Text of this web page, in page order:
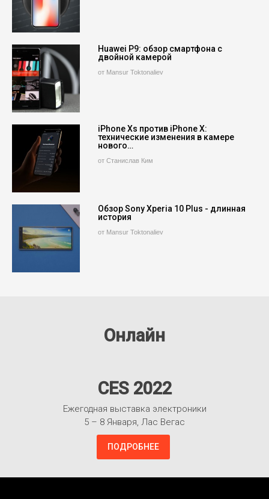
Huawei P9: обзор смартфона с
двойной камерой
от Mansur Toktonaliev
iPhone Xs против iPhone X:
технические изменения в камере
нового…
от Станислав Ким
Обзор Sony Xperia 10 Plus - длинная
история
от Mansur Toktonaliev
Онлайн
CES 2022
Ежегодная выставка электроники
5 – 8 Января, Лас Вегас
ПОДРОБНЕЕ